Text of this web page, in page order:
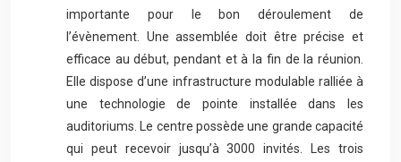
importante pour le bon déroulement de
l’évènement. Une assemblée doit être précise et
efficace au début, pendant et à la fin de la réunion.
Elle dispose d’une infrastructure modulable ralliée à
une technologie de pointe installée dans les
auditoriums. Le centre possède une grande capacité
qui peut recevoir jusqu’à 3000 invités. Les trois